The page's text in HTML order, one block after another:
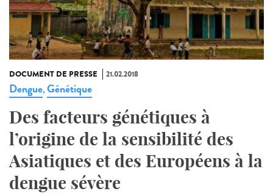
DOCUMENT DE PRESSE 21.02.2018
Dengue,Génétique
Des facteurs génétiques à
l’origine de la sensibilité des
Asiatiques et des Européens à la
dengue sévère